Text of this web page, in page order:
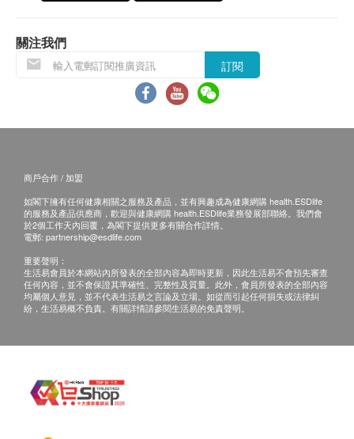
低密度脂膽固醇
糖尿
糖化血紅素
鹼性磷酸酶
總蛋白質
谷草轉氨酵素
丙種谷氨酸轉移酵素
總膽紅素
血肌酸酐
腎小球過濾率
專車定時定點從福田口岸/醫院開出，專車服務全程免
費，座位遵循先到先得原則，如遇滿座請等候下一班
因就診時間的限制，通常健康管理評估在當天上午
進行完畢。如有必要的額外評估或專家問診可能需
要另外安排預約。
評估套餐內未被使用的評估專案，不可折扣或退
款。
腸胃鏡套餐條款：
如在內鏡檢查中發現需進行額外檢查或治療等複雜
處理，產生的內鏡下操作及使用器械費用不包含在
此套餐中，須另行結算。
無痛胃腸鏡採用監測麻醉，建議親屬或者朋友陪
案。
關注我們
訂閱
商戶合作 / 加盟
如閣下擁有任何健康相關之服務及產品，並有興趣成為健康網購 health.ESDlife
的服務及產品供應商，歡迎與健康網購 health.ESDlife業務發展部聯絡。我們會
於2個工作天內回覆，為閣下提供更多有關合作詳情。
電郵: partnership@esdlife.com
重要聲明：
生活易會員於本網站內所發表的全部內容為即時更新，因此生活易不會預先審查
任何內容，並不會保證其準確性、完整性及質量。此外，會員所發表的全部內容
均屬個人意見，並不代表生活易之言論及立場。如從而引起任何損失或法律糾
紛，生活易概不負責。有關詳情請參閱生活易的免責聲明。